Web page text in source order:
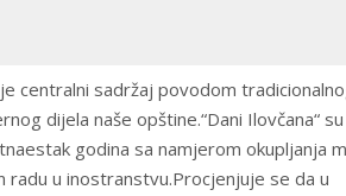
centralni sadržaj povodom
dijela naše opštine.“Dani Ilovčana“ su
godina sa namjerom okupljanja
radu u inostranstvu.Procjenjuje se da u